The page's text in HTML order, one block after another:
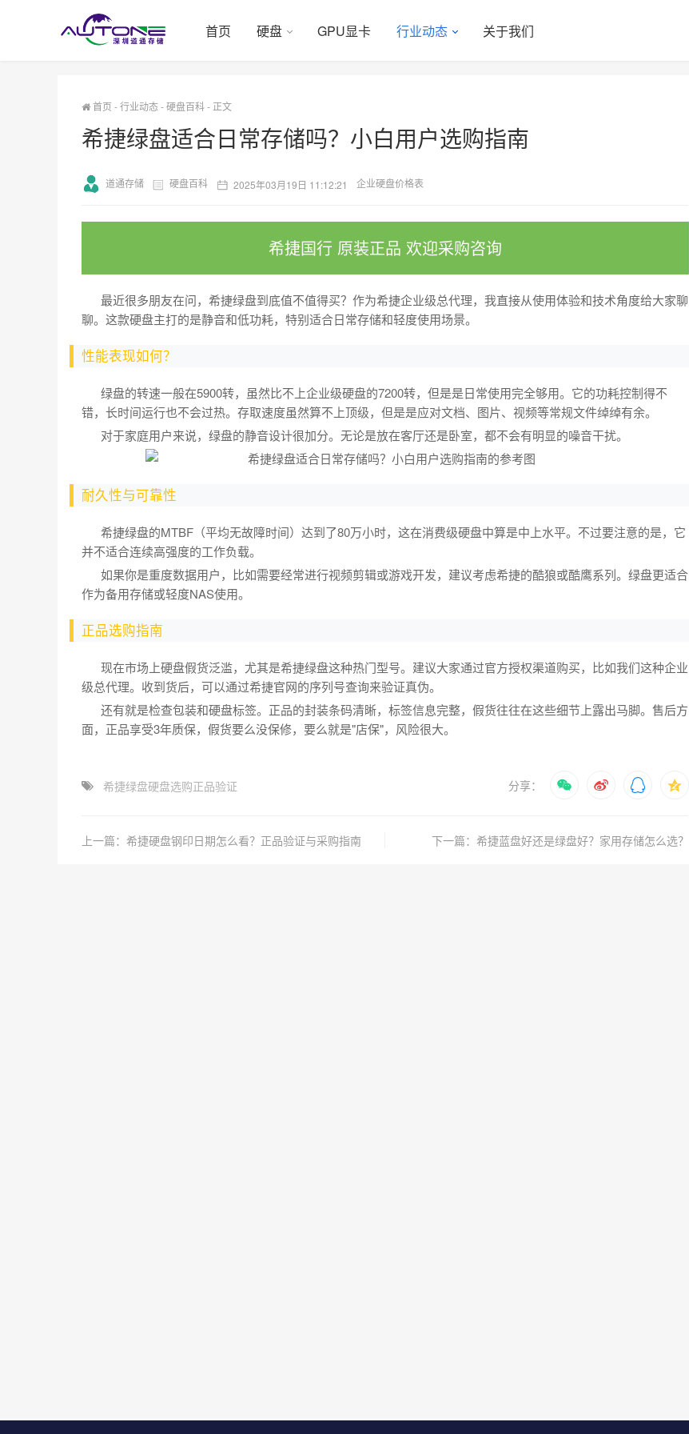
首页 硬盘 GPU显卡 行业动态 关于我们
首页 -行业动态-硬盘百科- 正文
希捷绿盘适合日常存储吗？小白用户选购指南
道通存储 硬盘百科 2025年03月19日 11:12:21 企业硬盘价格表
希捷国行 原装正品 欢迎采购咨询
最近很多朋友在问，希捷绿盘到底值不值得买？作为希捷企业级总代理，我直接从使用体验和技术角度给大家聊
聊。这款硬盘主打的是静音和低功耗，特别适合日常存储和轻度使用场景。
性能表现如何？
绿盘的转速一般在5900转，虽然比不上企业级硬盘的7200转，但是是日常使用完全够用。它的功耗控制得不
错，长时间运行也不会过热。存取速度虽然算不上顶级，但是是应对文档、图片、视频等常规文件绰绰有余。
对于家庭用户来说，绿盘的静音设计很加分。无论是放在客厅还是卧室，都不会有明显的噪音干扰。
耐久性与可靠性
希捷绿盘的MTBF（平均无故障时间）达到了80万小时，这在消费级硬盘中算是中上水平。不过要注意的是，它
并不适合连续高强度的工作负载。
如果你是重度数据用户，比如需要经常进行视频剪辑或游戏开发，建议考虑希捷的酷狼或酷鹰系列。绿盘更适合
作为备用存储或轻度NAS使用。
正品选购指南
现在市场上硬盘假货泛滥，尤其是希捷绿盘这种热门型号。建议大家通过官方授权渠道购买，比如我们这种企业
级总代理。收到货后，可以通过希捷官网的序列号查询来验证真伪。
还有就是检查包装和硬盘标签。正品的封装条码清晰，标签信息完整，假货往往在这些细节上露出马脚。售后方
面，正品享受3年质保，假货要么没保修，要么就是"店保"，风险很大。
希捷绿盘硬盘选购正品验证 分享：
上一篇：希捷硬盘钢印日期怎么看？正品验证与采购指南 下一篇：希捷蓝盘好还是绿盘好？家用存储怎么选？